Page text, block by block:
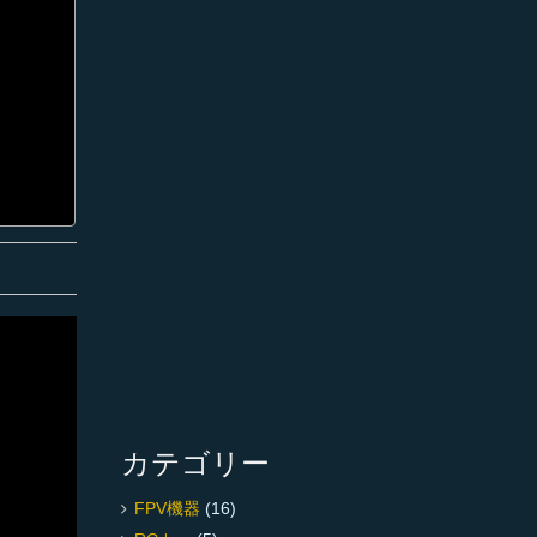
カテゴリー
FPV機器 (16)